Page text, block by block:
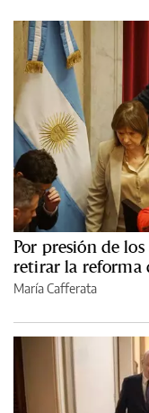
Por presión de
retirar la reforma
María Cafferata